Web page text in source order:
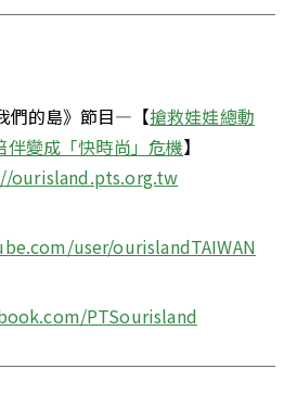
們的島》節目—【搶救娃娃總動
伴變成「快時尚」危機】
ourisland.pts.org.tw
user/ourislandTAIWAN
PTSourisland